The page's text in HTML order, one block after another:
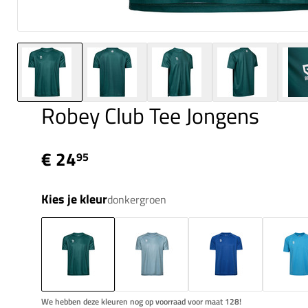
Robey Club Tee Jongens
€ 2495
Kies je kleurdonkergroen
We hebben deze kleuren nog op voorraad voor maat 128!